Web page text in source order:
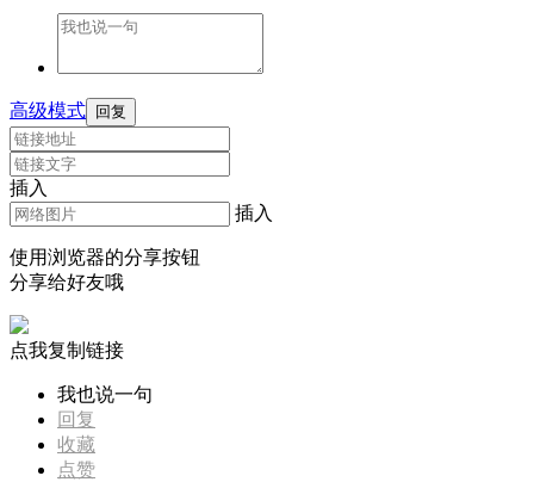
高级模式 回复
插入
插入
使用浏览器的分享按钮
分享给好友哦
点我复制链接
我也说一句
回复
收藏
点赞